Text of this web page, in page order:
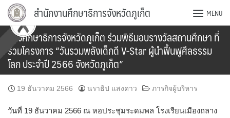
Skip
content
สำนักงานศึกษาธิการจังหวัดภูเก็ต MENU
รองศึกษาธิการจังหวัดภูเก็ต ร่วมพิธีมอบรางวัลสถานศึกษา ที่
ร่วมโครงการ “วันรวมพลังเด็กดี V-Star ผู้นำฟื้นฟูศีลธรรม
โลก ประจำปี 2566 จังหวัดภูเก็ต”
19 ธันวาคม 2566 นราธิป แสงดาว ภารกิจผู้บริหาร
วันที่ 19 ธันวาคม 2566 ณ หอประชุมระดมพล โรงเรียนเมืองถลาง